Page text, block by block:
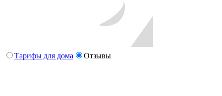
Тарифы для дома Отзывы